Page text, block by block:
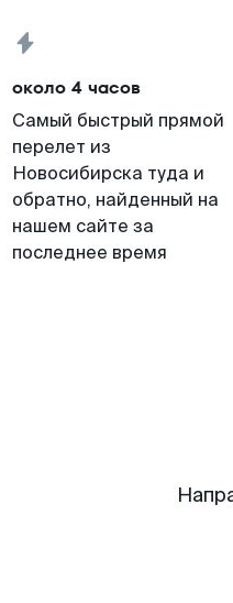
около 4 часов
Самый быстрый прямой
перелет из
Новосибирска туда и
обратно, найденный на
нашем сайте за
последнее время